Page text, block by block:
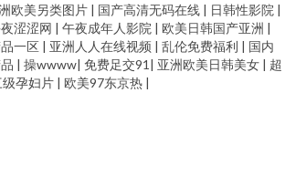
狠狠久久精品 精品东方美女AV 另类Av色五月 欧美群p
屄手机视频 国产精品成品人品 精品国产乱 美国另类
欧美另类图片 | 国产高清无码在线 | 日韩性影院 |
涩涩网 | 午夜成年人影院 | 欧美日韩国产亚洲 |
一区 | 亚洲人人在线视频 | 乱伦免费福利 | 国内
| 操wwww| 免费足交91 | 亚洲欧美日韩美女 | 超
孕妇片 | 欧美97东京热 |